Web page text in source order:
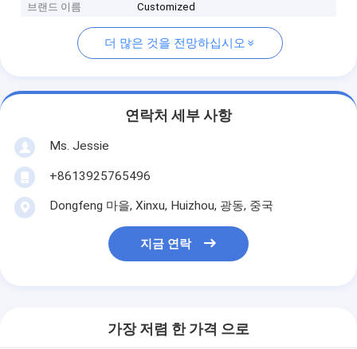
브랜드 이름
Customized
더 많은 것을 전망하십시오
연락처 세부 사항
Ms. Jessie
+8613925765496
Dongfeng 마을, Xinxu, Huizhou, 광동, 중국
지금 연락
가장 저렴 한 가격 으로